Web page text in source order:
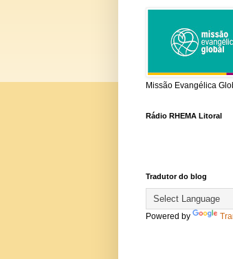
Missão Evangélica
Rádio RHEMA Litoral
Tradutor do blog
Powered by